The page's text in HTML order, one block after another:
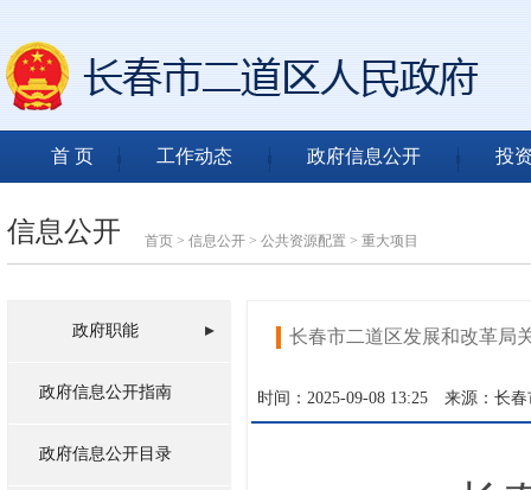
首 页 工作动态 政府信息公开 投
信息公开 首页 > 信息公开 > 公共资源配置 > 重大项目
政府职能
政府信息公开指南
政府信息公开目录
长春市二道区发展和改革局
时间：2025-09-08 13:25 来源：长